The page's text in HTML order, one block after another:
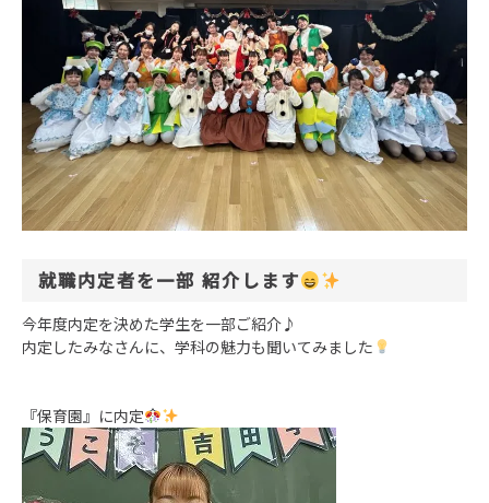
就職内定者を一部 紹介します
今年度内定を決めた学生を一部ご紹介♪
内定したみなさんに、学科の魅力も聞いてみました
『保育園』に内定